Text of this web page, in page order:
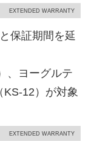
EXTENDED WARRANTY
保証期間を延
、ヨーグルテ
KS-12）が対象
EXTENDED WARRANTY